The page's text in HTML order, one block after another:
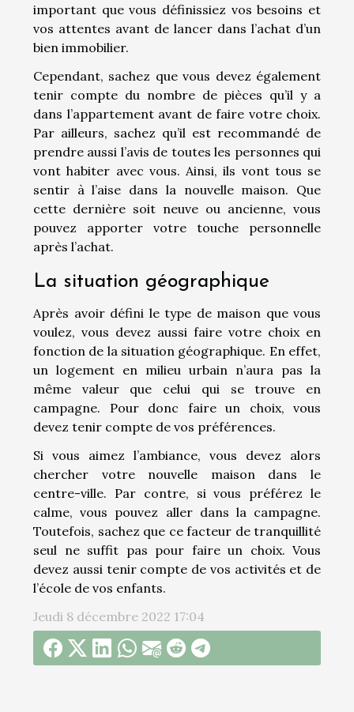
important que vous définissiez vos besoins et
vos attentes avant de lancer dans l’achat d’un
bien immobilier.
Cependant, sachez que vous devez également
tenir compte du nombre de pièces qu’il y a
dans l’appartement avant de faire votre choix.
Par ailleurs, sachez qu’il est recommandé de
prendre aussi l’avis de toutes les personnes qui
vont habiter avec vous. Ainsi, ils vont tous se
sentir à l’aise dans la nouvelle maison. Que
cette dernière soit neuve ou ancienne, vous
pouvez apporter votre touche personnelle
après l’achat.
La situation géographique
Après avoir défini le type de maison que vous
voulez, vous devez aussi faire votre choix en
fonction de la situation géographique. En effet,
un logement en milieu urbain n’aura pas la
même valeur que celui qui se trouve en
campagne. Pour donc faire un choix, vous
devez tenir compte de vos préférences.
Si vous aimez l’ambiance, vous devez alors
chercher votre nouvelle maison dans le
centre-ville. Par contre, si vous préférez le
calme, vous pouvez aller dans la campagne.
Toutefois, sachez que ce facteur de tranquillité
seul ne suffit pas pour faire un choix. Vous
devez aussi tenir compte de vos activités et de
l’école de vos enfants.
Jeudi 8 décembre 2022 17:04